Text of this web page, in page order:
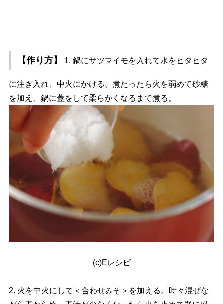
【作り方】 1. 鍋にサツマイモを入れて水をヒタヒタ
に注ぎ入れ、中火にかける。煮たったら火を弱めて砂糖
を加え、鍋に蓋をして柔らかくなるまで煮る。
(c)Eレシピ
2. 火を中火にして＜合わせみそ＞を加える。時々混ぜな